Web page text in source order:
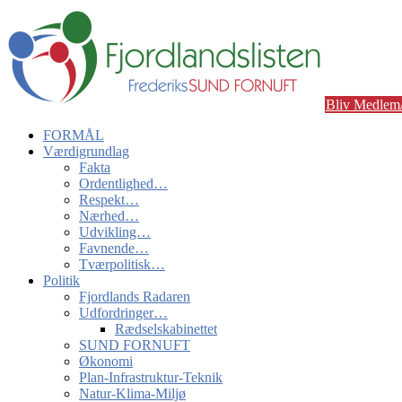
Bliv
FORMÅL
Værdigrundlag
Fakta
Ordentlighed…
Respekt…
Nærhed…
Udvikling…
Favnende…
Tværpolitisk…
Politik
Fjordlands Radaren
Udfordringer…
Rædselskabinettet
SUND FORNUFT
Økonomi
Plan-Infrastruktur-Teknik
Natur-Klima-Miljø